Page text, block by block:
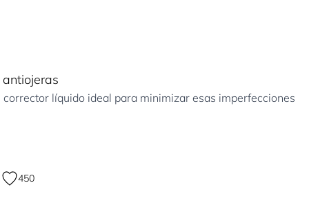
corrector líquido ideal para minimizar esas imperfecciones
450